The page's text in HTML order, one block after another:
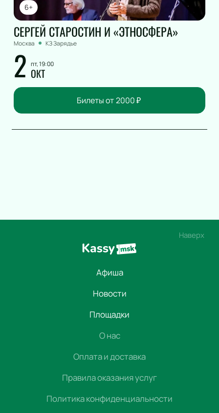
6+
СЕРГЕЙ СТАРОСТИН И «ЭТНОСФЕРА»
Москва КЗ Зарядье
2 пт, 19:00
ОКТ
Билеты от 2000₽
Наверх
Афиша
Новости
Площадки
О нас
Оплата и доставка
Правила оказания услуг
Политика конфиденциальности